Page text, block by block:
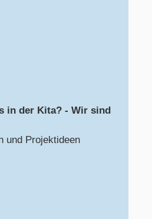
in der Kita? - Wir sind
und Projektideen